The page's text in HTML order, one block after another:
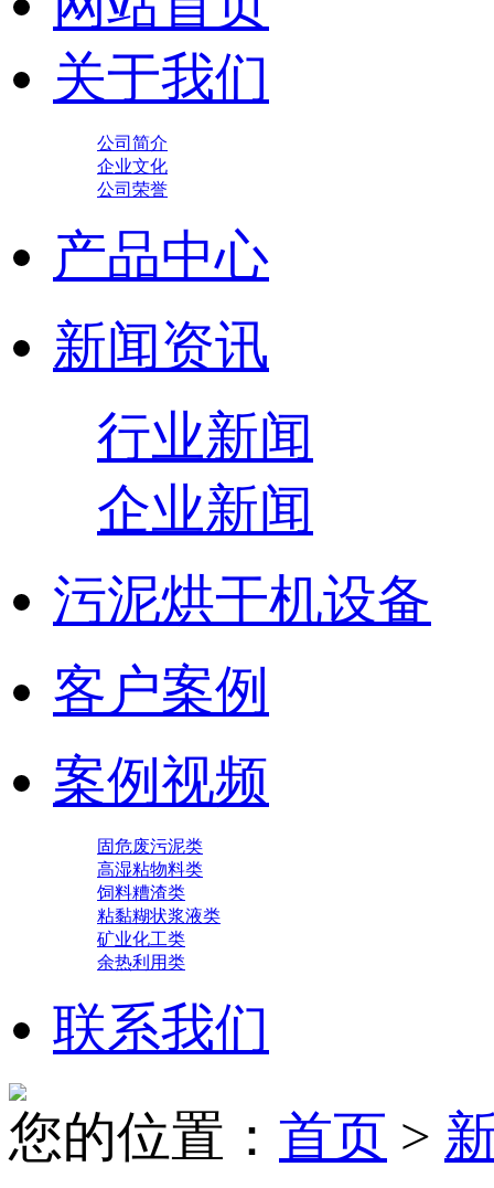
关于我们
公司简介
企业文化
公司荣誉
产品中心
新闻资讯
行业新闻
企业新闻
污泥烘干机设备
客户案例
案例视频
固危废污泥类
高湿粘物料类
饲料糟渣类
粘黏糊状浆液类
矿业化工类
余热利用类
联系我们
您的位置： 首页 >